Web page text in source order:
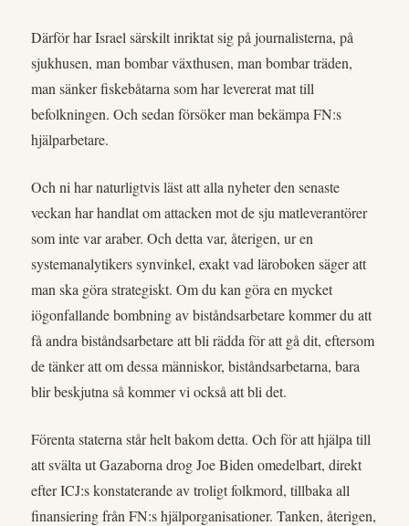
Därför har Israel särskilt inriktat sig på journalisterna, på
sjukhusen, man bombar växthusen, man bombar träden,
man sänker fiskebåtarna som har levererat mat till
befolkningen. Och sedan försöker man bekämpa FN:s
hjälparbetare.
Och ni har naturligtvis läst att alla nyheter den senaste
veckan har handlat om attacken mot de sju matleverantörer
som inte var araber. Och detta var, återigen, ur en
systemanalytikers synvinkel, exakt vad läroboken säger att
man ska göra strategiskt. Om du kan göra en mycket
iögonfallande bombning av biståndsarbetare kommer du att
få andra biståndsarbetare att bli rädda för att gå dit, eftersom
de tänker att om dessa människor, biståndsarbetarna, bara
blir beskjutna så kommer vi också att bli det.
Förenta staterna står helt bakom detta. Och för att hjälpa till
att svälta ut Gazaborna drog Joe Biden omedelbart, direkt
efter ICJ:s konstaterande av troligt folkmord, tillbaka all
finansiering från FN:s hjälporganisationer. Tanken, återigen,